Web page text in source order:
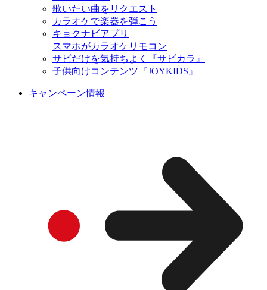
歌いたい曲をリクエスト
カラオケで楽器を弾こう
キョクナビアプリ
スマホがカラオケリモコン
サビだけを気持ちよく『サビカラ』
子供向けコンテンツ『JOYKIDS』
キャンペーン情報